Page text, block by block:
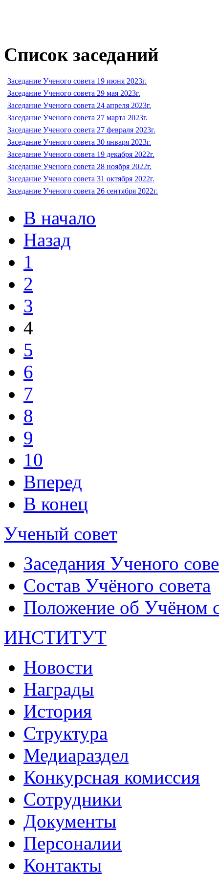
Список заседаний
Заседание Ученого совета 19 июня 2023г.
Заседание Ученого совета 29 мая 2023г.
Заседание Ученого совета 24 апреля 2023г.
Заседание Ученого совета 27 марта 2023г.
Заседание Ученого совета 27 февраля 2023г.
Заседание Ученого совета 30 января 2023г.
Заседание Ученого совета 19 декабря 2022г.
Заседание Ученого совета 28 ноября 2022г.
Заседание Ученого совета 31 октября 2022г.
Заседание Ученого совета 26 сентября 2022г.
В начало
Назад
1
2
3
4
5
6
7
8
9
10
Вперед
В конец
Ученый совет
Заседания Ученого
Состав Учёного совета
Положение об Учёном
ИНСТИТУТ
Новости
Награды
История
Структура
Медиараздел
Конкурсная комиссия
Сотрудники
Документы
Персоналии
Контакты